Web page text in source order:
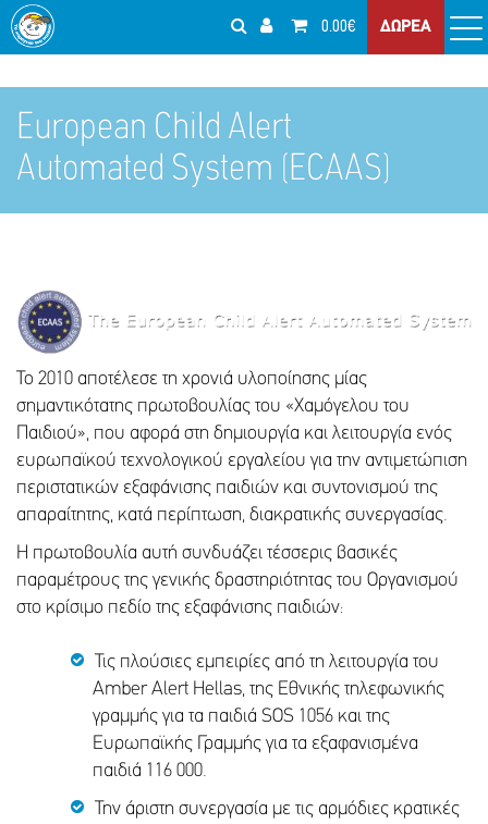
0.00€ ΔΩΡΕΑ
European Child Alert
Automated System (ECAAS)
To 2010 αποτέλεσε τη χρονιά υλοποίησης μίας
σημαντικότατης πρωτοβουλίας του «Χαμόγελου του
Παιδιού», που αφορά στη δημιουργία και λειτουργία ενός
ευρωπαϊκού τεχνολογικού εργαλείου για την αντιμετώπιση
περιστατικών εξαφάνισης παιδιών και συντονισμού της
απαραίτητης, κατά περίπτωση, διακρατικής συνεργασίας.
Η πρωτοβουλία αυτή συνδυάζει τέσσερις βασικές
παραμέτρους της γενικής δραστηριότητας του Οργανισμού
στο κρίσιμο πεδίο της εξαφάνισης παιδιών:
Τις πλούσιες εμπειρίες από τη λειτουργία του
Amber Alert Hellas, της Εθνικής τηλεφωνικής
γραμμής για τα παιδιά SOS 1056 και της
Ευρωπαϊκής Γραμμής για τα εξαφανισμένα
παιδιά 116 000.
Την άριστη συνεργασία με τις αρμόδιες κρατικές